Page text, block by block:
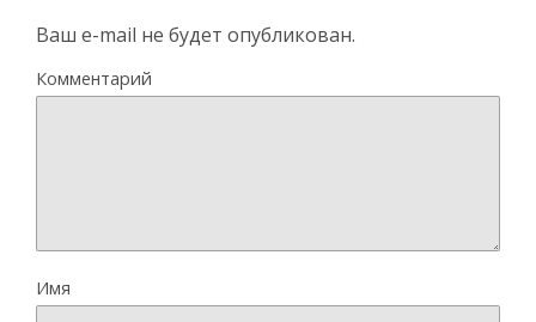
Ваш e-mail не будет опубликован.
Комментарий
Имя